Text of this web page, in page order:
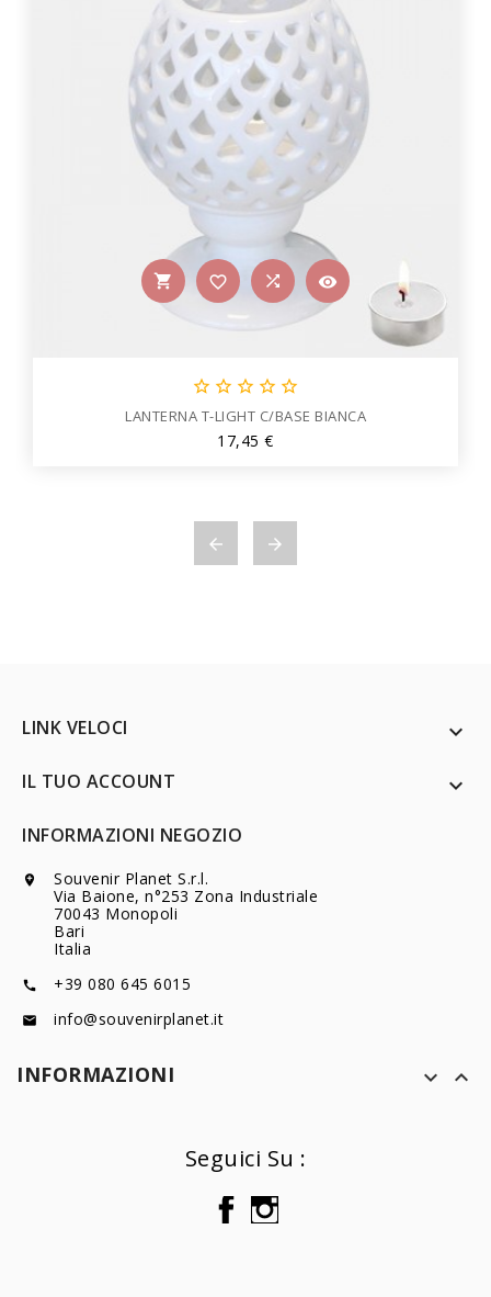
    
LANTERNA T-LIGHT C/BASE BIANCA
Prezzo
17,45 €
   
 
LINK VELOCI 
IL TUO ACCOUNT 
INFORMAZIONI NEGOZIO

Souvenir Planet S.r.l.
Via Baione, n°253 Zona Industriale
70043 Monopoli
Bari
Italia
 +39 080 645 6015
 info@souvenirplanet.it
INFORMAZIONI  
Seguici Su :